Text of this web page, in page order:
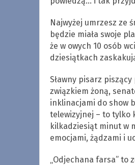
Najwyżej umrzesz ze
będzie miała swoje
że w owych 10 osób
dziesiątkach
Sławny pisarz
związkiem żoną,
inklinacjami do show
telewizyjnej – to tylko
kilkadziesiąt minut w
emocjami, żądzami i
„Odjechana farsa”